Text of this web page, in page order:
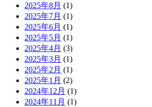
2025年8月 (1)
2025年7月 (1)
2025年6月 (1)
2025年5月 (1)
2025年4月 (3)
2025年3月 (1)
2025年2月 (1)
2025年1月 (2)
2024年12月 (1)
2024年11月 (1)